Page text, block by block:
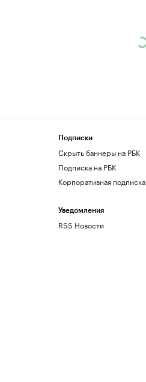
Подписки
Скрыть баннеры на РБК
Подписка на РБК
Корпоративная подписка
Уведомления
RSS Новости